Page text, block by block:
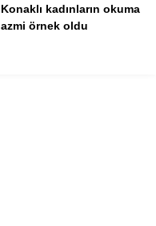
Konaklı kadınların okuma
azmi örnek oldu